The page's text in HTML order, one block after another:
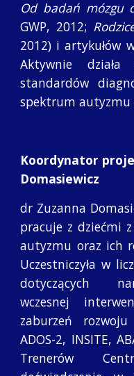
Od badań mózgu
GWP, 2012;
2012) i artykułów
Aktywnie
standardów
spektrum autyzmu
Koordynator
Domasiewicz
dr Zuzanna
pracuje z dziećmi
autyzmu oraz ich
Uczestniczyła w
dotyczących
wczesnej
zaburzeń
ADOS-2, INSITE,
Trenerów